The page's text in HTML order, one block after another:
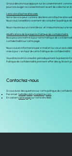
Si nous devons nous appuyer sur le consentement
pourrons exiger ce consentement avant de collecter et
Liens vers d’autres sites web
Notre Service peut contenir des liens vers d’autres sites
Nous vous conseillons vivement de consulter la politique
Nous n’avons aucun contrôle sur, et n’assumons
Modifications de la présente Politique de confidentialité
Nous pouvons mettre à jour notre Politique de
confidentialité sur cette page.
Nous vous en informerons par e-mail et/ou via un avis
mise à jour » en haut de cette Politique de confidentialité.
Vous êtes invité à consulter périodiquement la présente
Politique de confidentialité prennent effet dès qu’ils sont
Contactez-nous
Si vous avez des questions sur cette politique de
Par email :hello@probitymarketing.com
En visitantcette pagesur notre site Web